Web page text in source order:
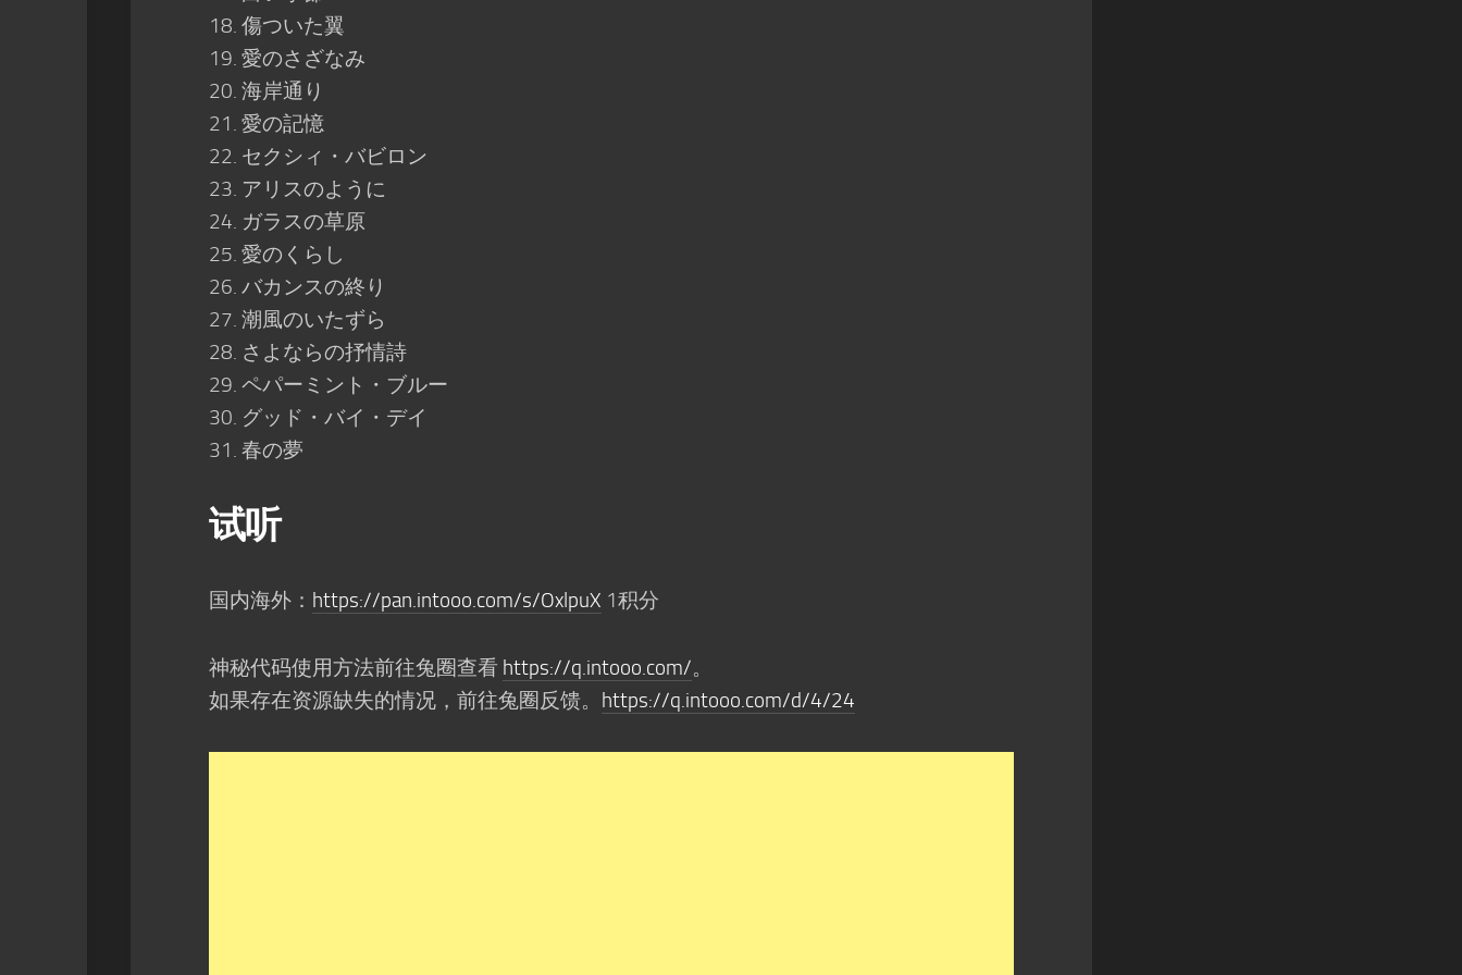
傷ついた翼
愛のさざなみ
海岸通り
愛の記憶
セクシィ・バビロン
アリスのように
ガラスの草原
愛のくらし
バカンスの終り
潮風のいたずら
さよならの抒情詩
ペパーミント・ブルー
グッド・バイ・デイ
春の夢
试听
国内海外： https://pan.intooo.com/s/OxlpuX 1积分
神秘代码使用方法前往兔圈查看 https://q.intooo.com/。
如果存在资源缺失的情况，前往兔圈反馈。 https://q.intooo.com/d/4/24